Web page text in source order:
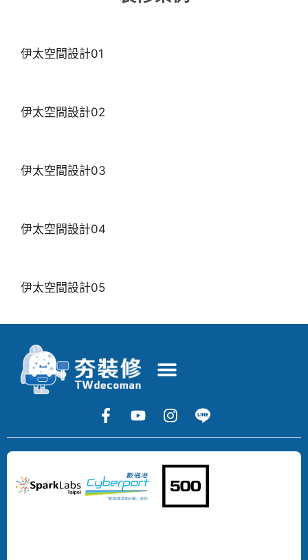
伊太空間設計01
伊太空間設計02
伊太空間設計03
伊太空間設計04
伊太空間設計05
Copyright
2024
DECOMAN